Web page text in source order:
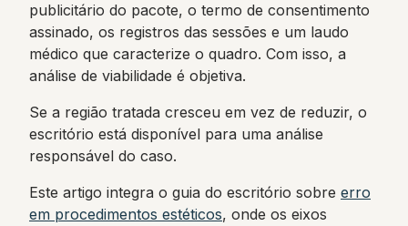
publicitário do pacote, o termo de consentimento
assinado, os registros das sessões e um laudo
médico que caracterize o quadro. Com isso, a
análise de viabilidade é objetiva.
Se a região tratada cresceu em vez de reduzir, o
escritório está disponível para uma análise
responsável do caso.
Este artigo integra o guia do escritório sobre erro
em procedimentos estéticos, onde os eixos